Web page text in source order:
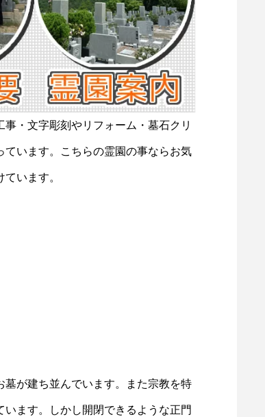
・文字彫刻やリフォーム・墓石クリ
います。こちらの霊園の事ならお気
います。
が建ち並んでいます。また宗教を特
ます。しかし開閉できるような正門